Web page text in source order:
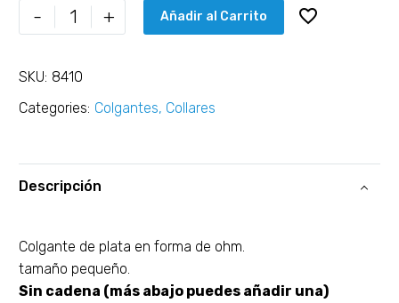
- + Añadir al Carrito
SKU: 8410
Categories: Colgantes, Collares
Descripción
Colgante de plata en forma de ohm.
tamaño pequeño.
Sin cadena (más abajo puedes añadir una)